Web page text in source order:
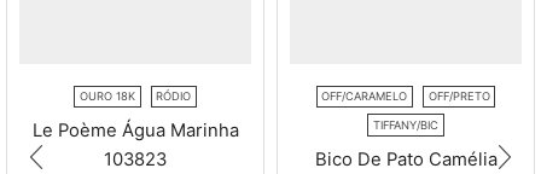
OURO 18K RÓDIO
Le Poème Água Marinha
103823
OFF/CARAMELO OFF/PRETO
TIFFANY/BIC
Bico De Pato Camélia